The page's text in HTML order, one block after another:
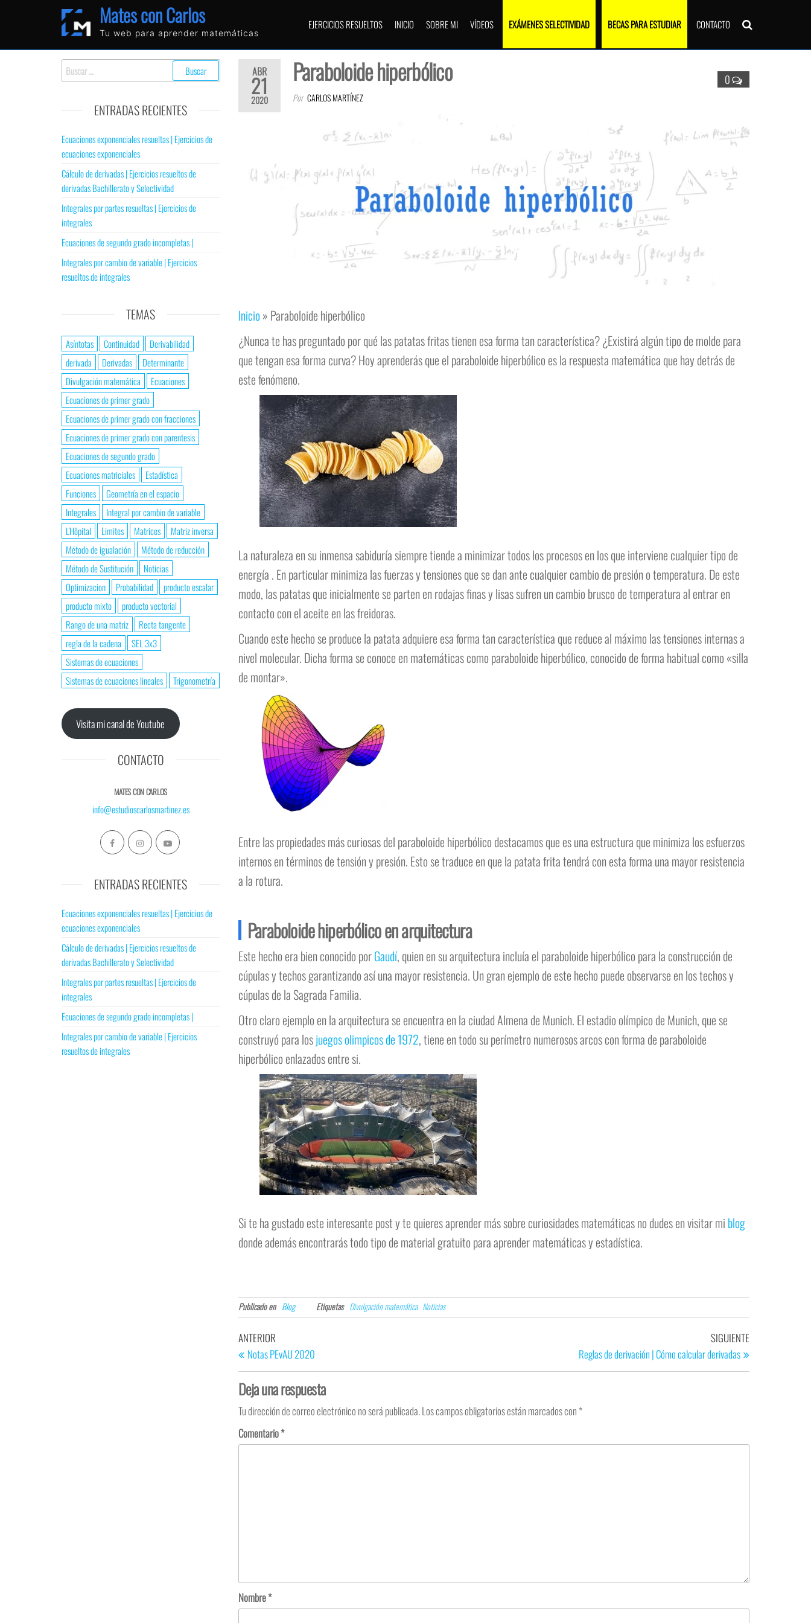
Mates con Carlos
Tu web para aprender matemáticas
EJERCICIOS RESUELTOS INICIO SOBRE MI VÍDEOS EXÁMENES SELECTIVIDAD BECAS PARA ESTUDIAR CONTACTO
ABR
21
2020
0
Paraboloide hiperbólico
Por CARLOS MARTÍNEZ
Inicio » Paraboloide hiperbólico
¿Nunca te has preguntado por qué las patatas fritas tienen esa forma tan característica? ¿Existirá algún tipo de molde para
que tengan esa forma curva? Hoy aprenderás que el paraboloide hiperbólico es la respuesta matemática que hay detrás de
este fenómeno.
La naturaleza en su inmensa sabiduría siempre tiende a minimizar todos los procesos en los que interviene cualquier tipo de
energía . En particular minimiza las fuerzas y tensiones que se dan ante cualquier cambio de presión o temperatura. De este
modo, las patatas que inicialmente se parten en rodajas finas y lisas sufren un cambio brusco de temperatura al entrar en
contacto con el aceite en las freidoras.
Cuando este hecho se produce la patata adquiere esa forma tan característica que reduce al máximo las tensiones internas a
nivel molecular. Dicha forma se conoce en matemáticas como paraboloide hiperbólico, conocido de forma habitual como «silla
de montar».
Entre las propiedades más curiosas del paraboloide hiperbólico destacamos que es una estructura que minimiza los esfuerzos
internos en términos de tensión y presión. Esto se traduce en que la patata frita tendrá con esta forma una mayor resistencia
a la rotura.
Paraboloide hiperbólico en arquitectura
Este hecho era bien conocido porGaudí, quien en su arquitectura incluía el paraboloide hiperbólico para la construcción de
cúpulas y techos garantizando así una mayor resistencia. Un gran ejemplo de este hecho puede observarse en los techos y
cúpulas de la Sagrada Familia.
Otro claro ejemplo en la arquitectura se encuentra en la ciudad Almena de Munich. El estadio olímpico de Munich, que se
construyó para losjuegos olimpicos de 1972, tiene en todo su perímetro numerosos arcos con forma de paraboloide
hiperbólico enlazados entre si.
Si te ha gustado este interesante post y te quieres aprender más sobre curiosidades matemáticas no dudes en visitar mi blog
donde además encontrarás todo tipo de material gratuito para aprender matemáticas y estadística.
Publicado en Blog Etiquetas Divulgación matemática Noticias
ANTERIOR
Notas PEvAU 2020
SIGUIENTE
Reglas de derivación | Cómo calcular derivadas
Deja una respuesta
Tu dirección de correo electrónico no será publicada.Los campos obligatorios están marcados con*
Comentario*
Nombre*
ENTRADAS RECIENTES
Ecuaciones exponenciales resueltas | Ejercicios de
ecuaciones exponenciales
Cálculo de derivadas | Ejercicios resueltos de
derivadas Bachillerato y Selectividad
Integrales por partes resueltas | Ejercicios de
integrales
Ecuaciones de segundo grado incompletas |
Integrales por cambio de variable | Ejercicios
resueltos de integrales
TEMAS
Asíntotas Continuidad
Derivabilidad
derivada
Derivadas
Determinante
Divulgación matemática
Ecuaciones
Ecuaciones de primer grado
Ecuaciones de primer grado con fracciones
Ecuaciones de primer grado con parentesis
Ecuaciones de segundo grado
Ecuaciones matriciales
Estadística
Funciones
Geometría en el espacio
Integrales
Integral por cambio de variable
L'Hôpital
Limites Matrices
Matriz inversa
Método de igualación
Método de reducción
Método de Sustitución
Noticias
Optimizacion
Probabilidad
producto escalar
producto mixto
producto vectorial
Rango de una matriz
Recta tangente
regla de la cadena
SEL 3x3
Sistemas de ecuaciones
Sistemas de ecuaciones lineales
Trigonometría
Visita mi canal de Youtube
CONTACTO
MATES CON CARLOS
info@estudioscarlosmartinez.es
ENTRADAS RECIENTES
Ecuaciones exponenciales resueltas | Ejercicios de
ecuaciones exponenciales
Cálculo de derivadas | Ejercicios resueltos de
derivadas Bachillerato y Selectividad
Integrales por partes resueltas | Ejercicios de
integrales
Ecuaciones de segundo grado incompletas |
Integrales por cambio de variable | Ejercicios
resueltos de integrales